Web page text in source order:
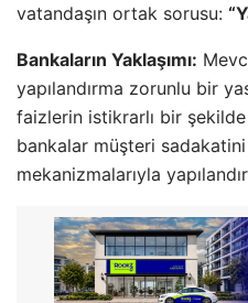
vatandaşın ortak sorusu:
Bankaların Yaklaşımı:
yapılandırma zorunlu bir
faizlerin istikrarlı bir
bankalar müşteri
mekanizmalarıyla